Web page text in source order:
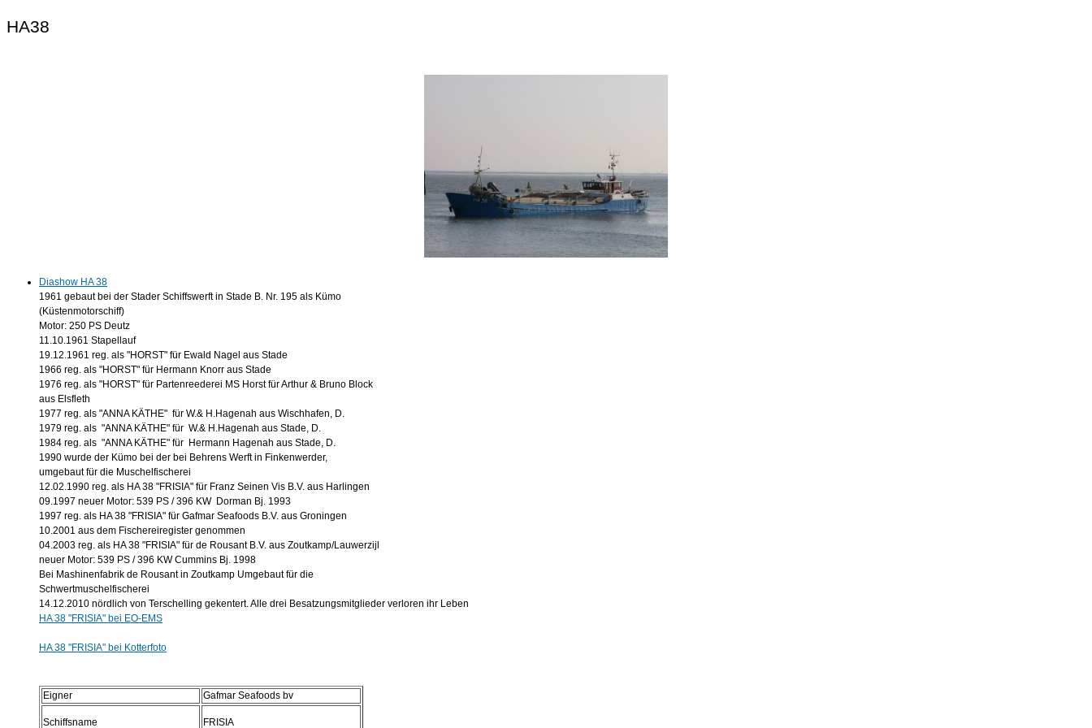
HA38
Diashow HA 38
1961 gebaut bei der Stader Schiffswerft in Stade B. Nr. 195 als Kümo
(Küstenmotorschiff)
Motor: 250 PS Deutz
11.10.1961 Stapellauf
19.12.1961 reg. als "HORST" für Ewald Nagel aus Stade
1966 reg. als "HORST" für Hermann Knorr aus Stade
1976 reg. als "HORST" für Partenreederei MS Horst für Arthur & Bruno Block
aus Elsfleth
1977 reg. als "ANNA KÄTHE" für W.& H.Hagenah aus Wischhafen, D.
1979 reg. als "ANNA KÄTHE" für W.& H.Hagenah aus Stade, D.
1984 reg. als "ANNA KÄTHE" für Hermann Hagenah aus Stade, D.
1990 wurde der Kümo bei der bei Behrens Werft in Finkenwerder,
umgebaut für die Muschelfischerei
12.02.1990 reg. als HA 38 "FRISIA" für Franz Seinen Vis B.V. aus Harlingen
09.1997 neuer Motor: 539 PS / 396 KW Dorman Bj. 1993
1997 reg. als HA 38 "FRISIA" für Gafmar Seafoods B.V. aus Groningen
10.2001 aus dem Fischereiregister genommen
04.2003 reg. als HA 38 "FRISIA" für de Rousant B.V. aus Zoutkamp/Lauwerzijl
neuer Motor: 539 PS / 396 KW Cummins Bj. 1998
Bei Mashinenfabrik de Rousant in Zoutkamp Umgebaut für die
Schwertmuschelfischerei
14.12.2010 nördlich von Terschelling gekentert. Alle drei Besatzungsmitglieder verloren ihr Leben
HA 38 "FRISIA" bei EO-EMS
HA 38 "FRISIA" bei Kotterfoto
Eigner Gafmar Seafoods bv
Schiffsname FRISIA